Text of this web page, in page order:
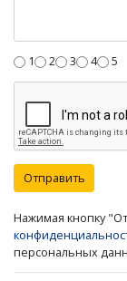
1 2 3 4 5
Отправить
Нажимая кнопку
персональных